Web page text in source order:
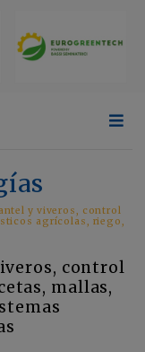
y viveros, control
agrícolas, riego,
control
mallas,